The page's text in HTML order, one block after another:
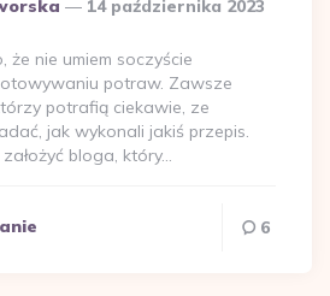
14 października 2023
że nie umiem soczyście
potraw. Zawsze
potrafią ciekawie, ze
jak wykonali jakiś przepis.
bloga, który…
6